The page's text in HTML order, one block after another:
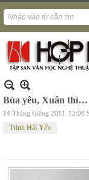
Bùa yêu, Xuân thì…
14 Tháng Giêng 2011 12:00
Trịnh Hải Yến